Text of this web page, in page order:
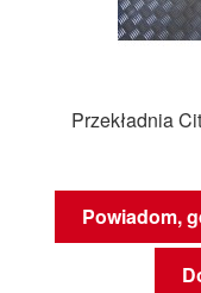
Przekładnia
Powiadom,